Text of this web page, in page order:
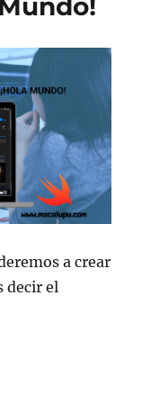
Variables
Constantes
a crear
decir el